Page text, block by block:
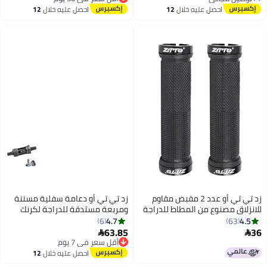
والأيمن. ملحقات مقابض الفرامل
باللون الأسود
توصيل مجانياحصل عليه خلال12 منصة سبائك الألومنيوم العالمية
خفيفة الوزن باللون الأسود
أقل سعر في 30 يوماحصل عليه خلال12
زد تي تي أو عدد 2 مقبض مقاوم
للانزلاق مصنوع من المطاط للدراجة
4.5
63
36
زد تي تي أو دعامة سفلية مسننة
ومربعة مستدقة للدراجة لكرنك
مدبب 68X127.5
4.7
6
63.85
أقل سعر في 7 يوم
توصيل مجاني
أقل سعر في 7 يوماحصل عليه خلال12